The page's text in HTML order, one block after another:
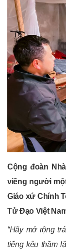
Cộng đoàn
viếng người
Giáo xứ Chính
Tử Đạo Việt
“Hãy mở rộng
tiếng kêu thầm